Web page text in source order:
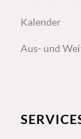
Kalender
Aus- und